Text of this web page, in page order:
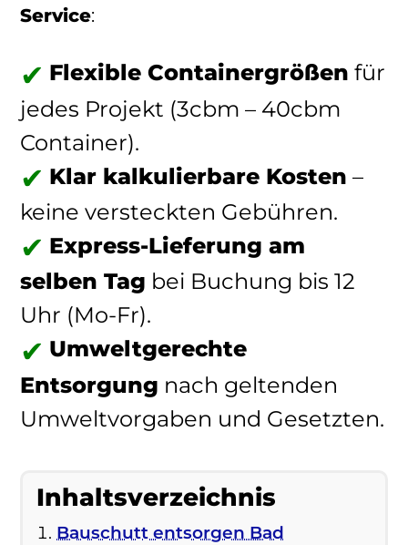
Service:
Flexible Containergrößen für
jedes Projekt (3cbm – 40cbm
Container).
Klar kalkulierbare Kosten –
keine versteckten Gebühren.
Express-Lieferung am
selben Tag bei Buchung bis 12
Uhr (Mo-Fr).
Umweltgerechte
Entsorgung nach geltenden
Umweltvorgaben und Gesetzten.
Inhaltsverzeichnis
Bauschutt entsorgen Bad